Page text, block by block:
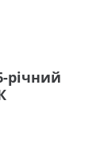
річний